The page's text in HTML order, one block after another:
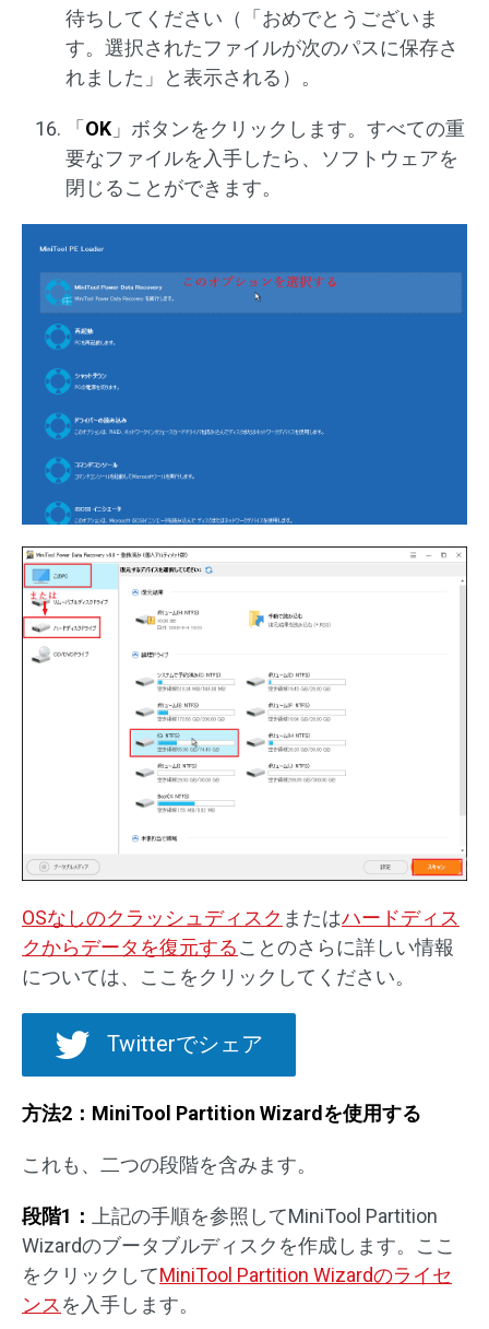
待ちしてください（「おめでとうございま
す。選択されたファイルが次のパスに保存さ
れました」と表示される）。
「 OK 」ボタンをクリックします。すべての重
要なファイルを入手したら、ソフトウェアを
閉じることができます。
OSなしのクラッシュディスク またはハードディス
クからデータを復元することのさらに詳しい情報
については、ここをクリックしてください。
Twitterでシェア
方法2：MiniTool Partition Wizardを使用する
これも、二つの段階を含みます。
段階1：
上記の手順を参照してMiniTool Partition
Wizardのブータブルディスクを作成します。ここ
をクリックしてMiniTool Partition Wizardのライセ
ンス を入手します。